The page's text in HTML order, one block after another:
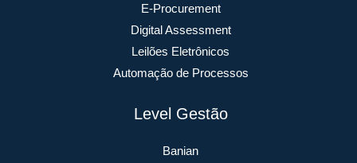
E-Procurement
Digital Assessment
Leilões Eletrônicos
Automação de Processos
Level Gestão
Banian